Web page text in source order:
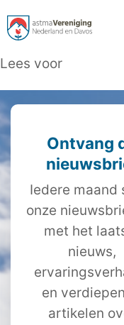
Lees voor
Ontvang
Iedere maand
onze
met het
nieuws,
en
artikelen